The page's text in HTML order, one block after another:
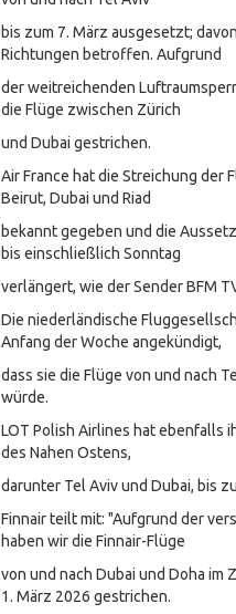
bis zum 7. März ausgesetzt;
Richtungen betroffen. Aufgrund
der weitreichenden
die Flüge zwischen Zürich
und Dubai gestrichen.
Air France hat die Streichung der
Beirut, Dubai und Riad
bekannt gegeben und die
bis einschließlich Sonntag
verlängert, wie der Sender BFM
Die niederländische
Anfang der Woche angekündigt,
dass sie die Flüge von und nach
würde.
LOT Polish Airlines hat ebenfalls
des Nahen Ostens,
darunter Tel Aviv und Dubai, bis
Finnair teilt mit: "Aufgrund der
haben wir die Finnair-Flüge
von und nach Dubai und Doha im
1. März 2026 gestrichen.